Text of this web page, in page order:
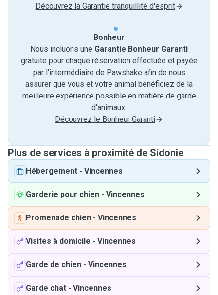
Découvrez la Garantie tranquillité d'esprit
Bonheur
Nous incluons une Garantie Bonheur Garanti
gratuite pour chaque réservation effectuée et payée
par l'intermédiaire de Pawshake afin de nous
assurer que vous et votre animal bénéficiez de la
meilleure expérience possible en matière de garde
d'animaux.
Découvrez le Bonheur Garanti
Plus de services à proximité de Sidonie
Hébergement - Vincennes
Garderie pour chien - Vincennes
Promenade chien - Vincennes
Visites à domicile - Vincennes
Garde de chien - Vincennes
Garde chat - Vincennes